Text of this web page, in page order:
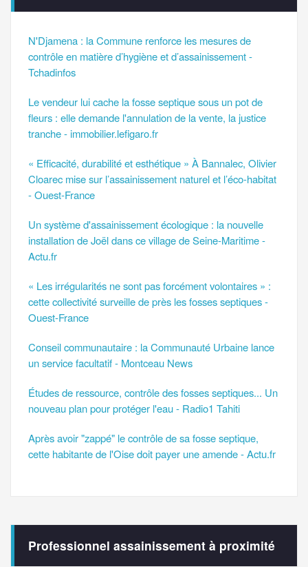
N'Djamena : la Commune renforce les mesures de
contrôle en matière d’hygiène et d’assainissement -
Tchadinfos
Le vendeur lui cache la fosse septique sous un pot de
fleurs : elle demande l'annulation de la vente, la justice
tranche - immobilier.lefigaro.fr
« Efficacité, durabilité et esthétique » À Bannalec, Olivier
Cloarec mise sur l’assainissement naturel et l’éco-habitat
- Ouest-France
Un système d'assainissement écologique : la nouvelle
installation de Joël dans ce village de Seine-Maritime -
Actu.fr
« Les irrégularités ne sont pas forcément volontaires » :
cette collectivité surveille de près les fosses septiques -
Ouest-France
Conseil communautaire : la Communauté Urbaine lance
un service facultatif - Montceau News
Études de ressource, contrôle des fosses septiques... Un
nouveau plan pour protéger l'eau - Radio1 Tahiti
Après avoir "zappé" le contrôle de sa fosse septique,
cette habitante de l'Oise doit payer une amende - Actu.fr
Professionnel assainissement à proximité